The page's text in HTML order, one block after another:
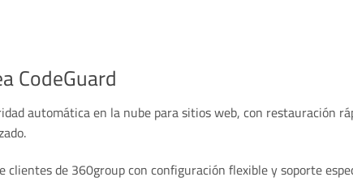
CodeGuard
automática en la nube para sitios web, con restauración
clientes de 360group con configuración flexible y soporte